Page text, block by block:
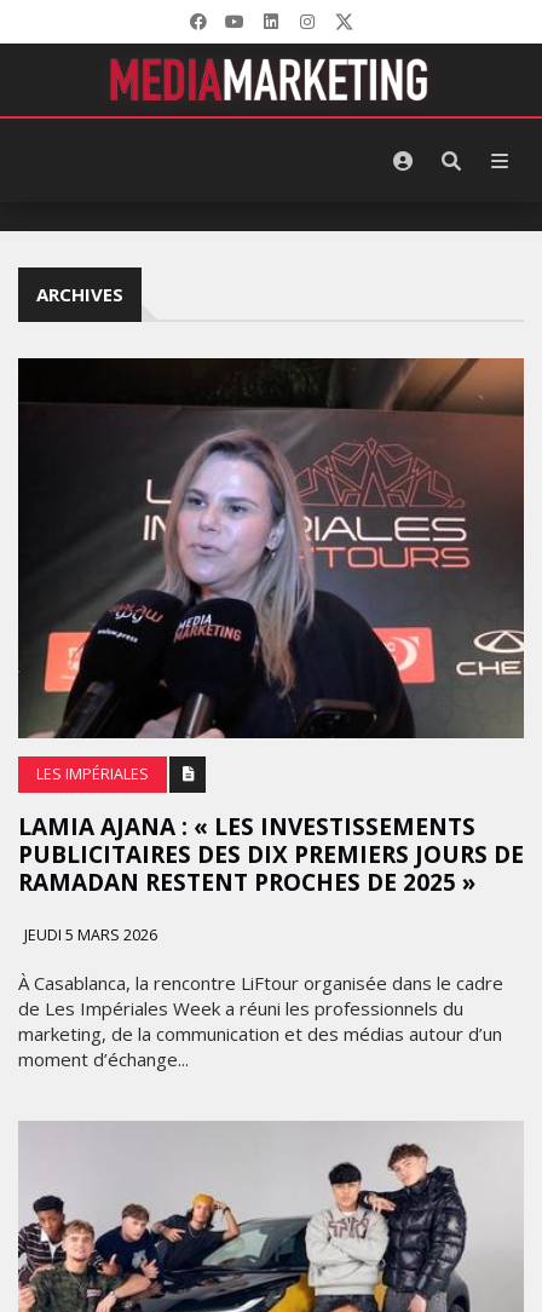
ARCHIVES
LES IMPÉRIALES
LAMIA AJANA : « LES INVESTISSEMENTS
PUBLICITAIRES DES DIX PREMIERS JOURS DE
RAMADAN RESTENT PROCHES DE 2025 »
JEUDI 5 MARS 2026
À Casablanca, la rencontre LiFtour organisée dans le cadre
de Les Impériales Week a réuni les professionnels du
marketing, de la communication et des médias autour d’un
moment d’échange...